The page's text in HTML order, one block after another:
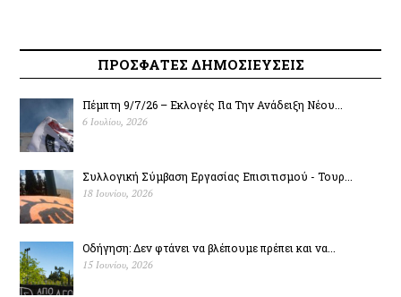
ΠΡΟΣΦΑΤΕΣ ΔΗΜΟΣΙΕΥΣΕΙΣ
Πέμπτη 9/7/26 – Εκλογές Για Την Ανάδειξη Νέου...
6 Ιουλίου, 2026
Συλλογική Σύμβαση Εργασίας Επισιτισμού - Τουρ...
18 Ιουνίου, 2026
Οδήγηση: Δεν φτάνει να βλέπουμε πρέπει και να...
15 Ιουνίου, 2026